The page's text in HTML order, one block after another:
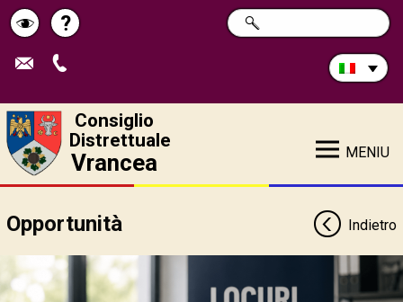
Schimbă
contrastul
Pagina
de
?
Cerca
nel
RICERCA
Consiglio
Distrettuale
Vrancea MENIU
Opportunità Indietro